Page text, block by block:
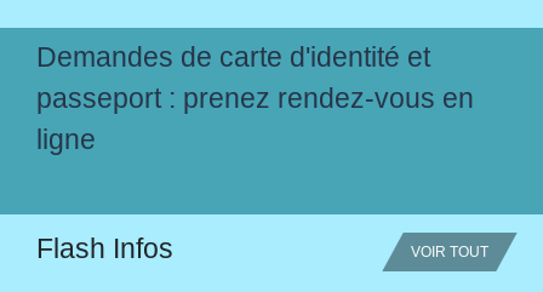
Demandes de carte d'identité et
passeport : prenez rendez-vous en
ligne
Flash Infos VOIR TOUT